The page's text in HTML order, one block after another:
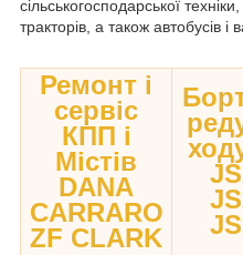
сільськогосподарської
тракторів, а також автобусів і
Ремонт і
сервіс
КПП і
Містів
DANA
CARRARO
ZF CLARK